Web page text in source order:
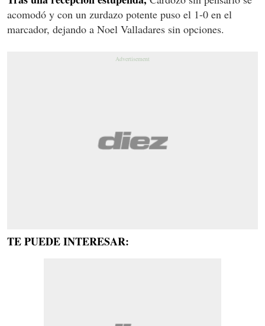
acomodó y con un zurdazo potente puso el 1-0 en el
marcador, dejando a Noel Valladares sin opciones.
TE PUEDE INTERESAR: